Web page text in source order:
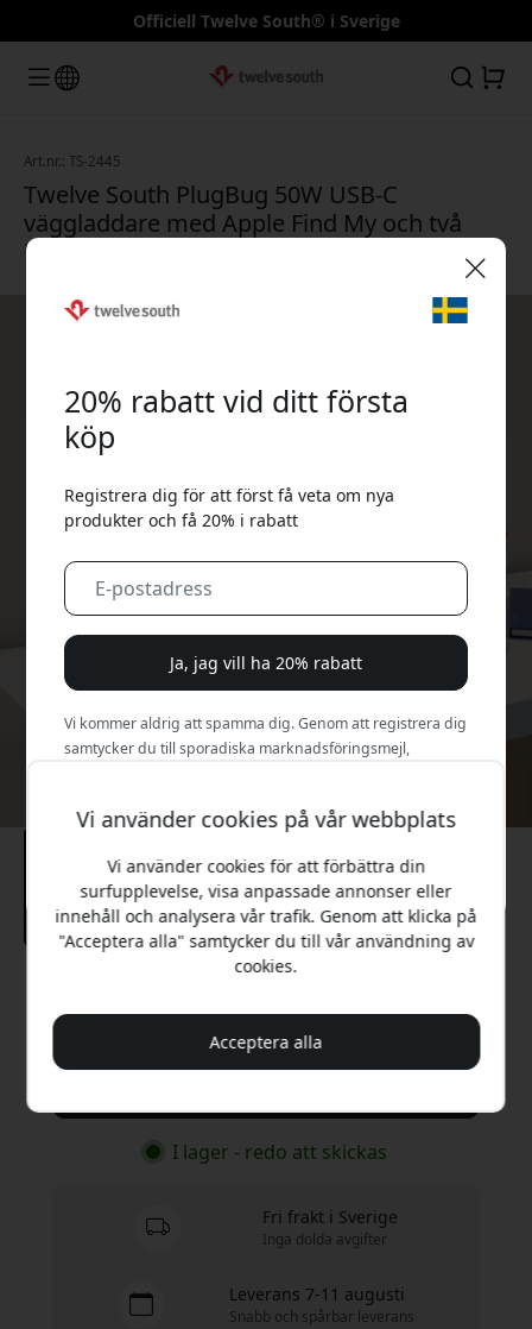
Officiell Twelve South® i Sverige
Art.nr.: TS-2445
Twelve South PlugBug 50W USB-C
väggladdare med Apple Find My och två
USB-C-portar och utbytbara adaptrar - Vit
599 SEK
I lager - redo att skickas
Fri frakt i Sverige
Inga dolda avgifter
Leverans 7-11 augusti
Snabb och spårbar leverans
Vi använder cookies på vår webbplats
Vi använder cookies för att förbättra din
surfupplevelse, visa anpassade annonser eller
innehåll och analysera vår trafik. Genom att klicka på
"Acceptera alla" samtycker du till vår användning av
cookies.
Acceptera alla
20% rabatt vid ditt första
köp
Registrera dig för att först få veta om nya
produkter och få 20% i rabatt
Ja, jag vill ha 20% rabatt
Vi kommer aldrig att spamma dig. Genom att registrera dig
samtycker du till sporadiska marknadsföringsmejl,
Nej, jag betalar hellre fullt pris.
🎉 Din rabattkod:
Använd denna kod i kassan för att få 20% rabatt.